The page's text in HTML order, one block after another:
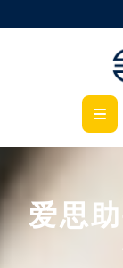
to
爱思